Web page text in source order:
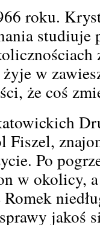
roku.
w
że coś
Fiszel,
Po
w okolicy,
Romek
jakoś